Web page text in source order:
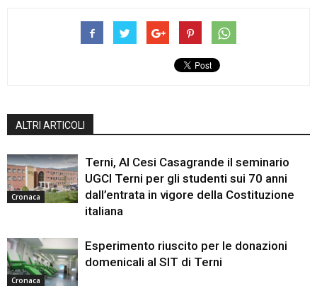
ALTRI ARTICOLI
Cronaca
Terni, Al Cesi Casagrande il seminario
UGCI Terni per gli studenti sui 70 anni
dall’entrata in vigore della Costituzione
italiana
Cronaca
Esperimento riuscito per le donazioni
domenicali al SIT di Terni